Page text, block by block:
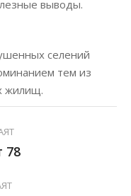
выводы.
селений
тем из
жилищ.
78